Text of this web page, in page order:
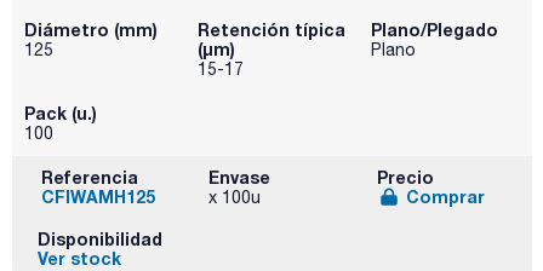
Diámetro (mm)
125
Retención típica
(µm)
15-17
Plano/Plegado
Plano
Pack (u.)
100
Referencia
CFIWAMH125
Envase
x 100u
Precio
Comprar
Disponibilidad
Ver stock